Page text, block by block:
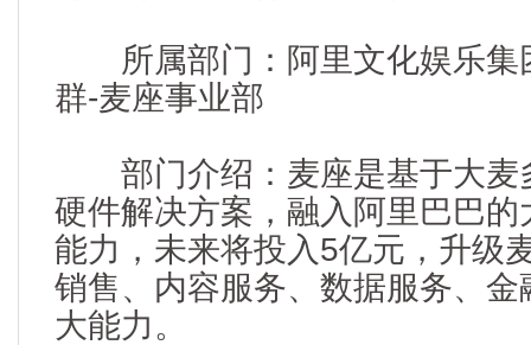
所属部门：阿里文化娱乐集
群-麦座事业部
部门介绍：麦座是基于大麦
硬件解决方案，融入阿里巴巴
能力，未来将投入5亿元，升级
销售、内容服务、数据服务、
大能力。